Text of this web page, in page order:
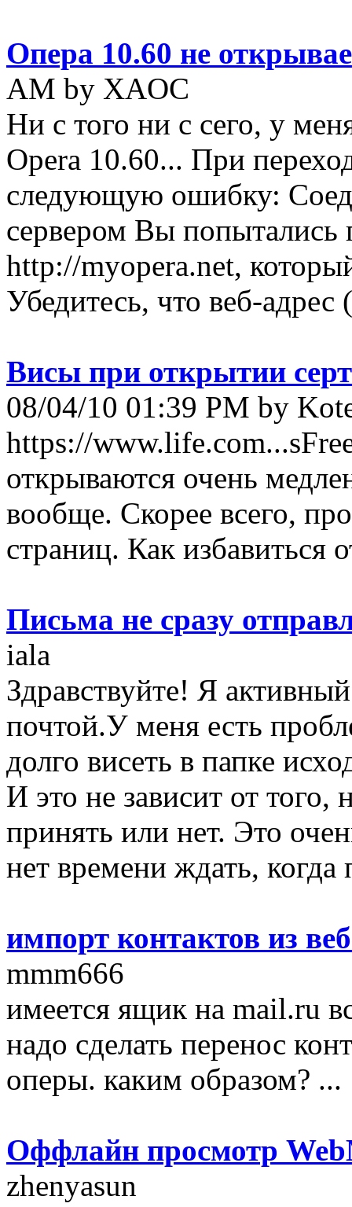
Опера 10.60 не
AM by XAOC
Ни с того ни с сего, у
Opera 10.60... При
следующую ошибку:
сервером Вы попытались
http://myopera.net,
Убедитесь, что веб-
Висы при открытии
08/04/10 01:39 PM by
https://
открываются очень
вообще. Скорее всего,
страниц. Как избавиться
Письма не сразу
iala
Здравствуйте! Я
почтой.У меня есть
долго висеть в папке
И это не зависит от того,
принять или нет. Это
нет времени ждать, когда
импорт контактов из
mmm666
имеется ящик на mail.ru
надо сделать перенос
оперы. каким образом? ...
Оффлайн просмотр
zhenyasun